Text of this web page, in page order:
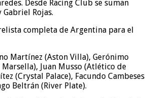
Desde Racing Club se suman
Gabriel Rojas.
completa de Argentina para el
Martínez (Aston Villa), Gerónimo
Juan Musso (Atlético de
(Crystal Palace), Facundo Cambeses
Beltrán (River Plate).